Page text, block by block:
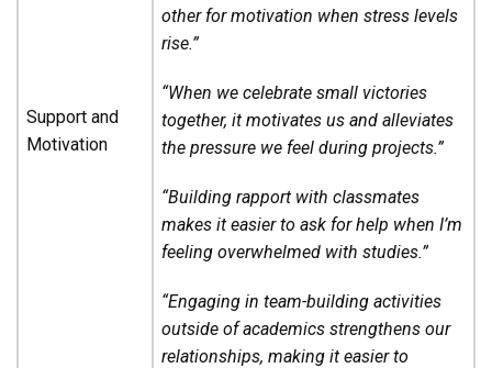
Support and
Motivation
other for motivation when stress levels
rise.”
“When we celebrate small victories
together, it motivates us and alleviates
the pressure we feel during projects.”
“Building rapport with classmates
makes it easier to ask for help when I’m
feeling overwhelmed with studies.”
“Engaging in team-building activities
outside of academics strengthens our
relationships, making it easier to